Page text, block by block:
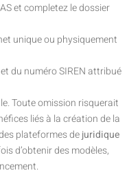
et completez le dossier
unique ou physiquement
du numéro SIREN attribué
Toute omission risquerait
liés à la création de la
plateformes dejuridique
d’obtenir des modèles,